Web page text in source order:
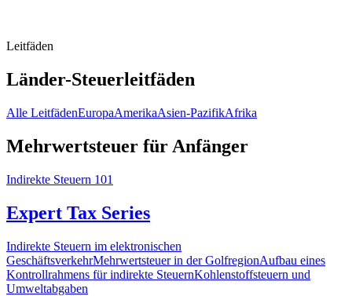
Leitfäden
Länder-Steuerleitfäden
Alle LeitfädenEuropaAmerikaAsien-PazifikAfrika
Mehrwertsteuer für Anfänger
Indirekte Steuern 101
Expert Tax Series
Indirekte Steuern im elektronischen
GeschäftsverkehrMehrwertsteuer in der GolfregionAufbau eines
Kontrollrahmens für indirekte SteuernKohlenstoffsteuern und
Umweltabgaben